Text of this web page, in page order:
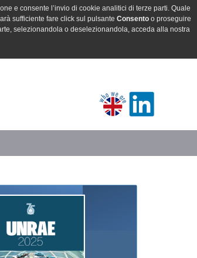
e consente l’invio di cookie analitici di terze parti. Quale
sufficiente fare click sul pulsante Consentoo proseguire
selezionandola o deselezionandola, acceda alla nostra